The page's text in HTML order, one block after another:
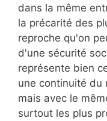
dans la même
la précarité des
reproche qu'on
d'une sécurité
représente bien
une continuité du
mais avec le
surtout les plus